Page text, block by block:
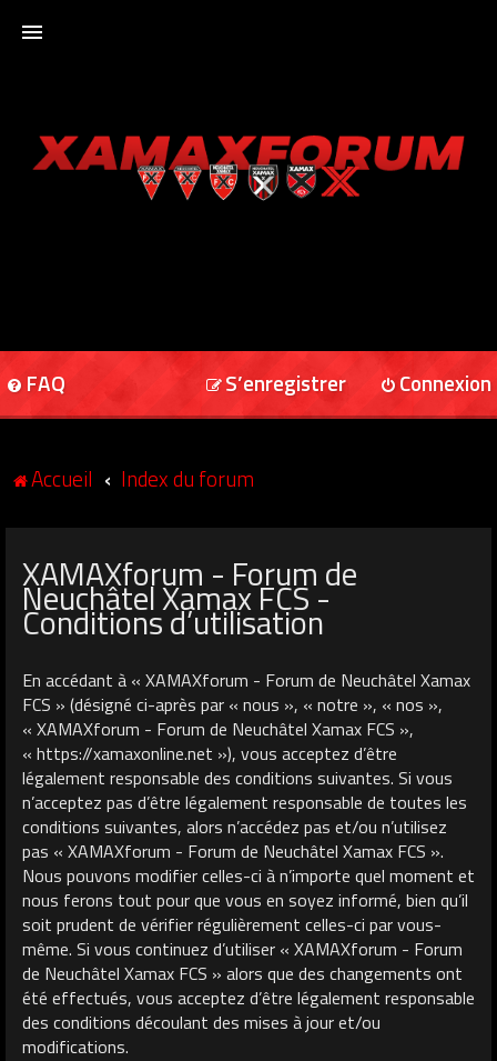
XAMAXFORUM
FAQ Connexion
S’enregistrer
Accueil Index du forum
XAMAXforum - Forum de
Neuchâtel Xamax FCS -
Conditions d’utilisation
En accédant à « XAMAXforum - Forum de Neuchâtel Xamax
FCS » (désigné ci-après par « nous », « notre », « nos »,
« XAMAXforum - Forum de Neuchâtel Xamax FCS »,
« https://xamaxonline.net »), vous acceptez d’être
légalement responsable des conditions suivantes. Si vous
n’acceptez pas d’être légalement responsable de toutes les
conditions suivantes, alors n’accédez pas et/ou n’utilisez
pas « XAMAXforum - Forum de Neuchâtel Xamax FCS ».
Nous pouvons modifier celles-ci à n’importe quel moment et
nous ferons tout pour que vous en soyez informé, bien qu’il
soit prudent de vérifier régulièrement celles-ci par vous-
même. Si vous continuez d’utiliser « XAMAXforum - Forum
de Neuchâtel Xamax FCS » alors que des changements ont
été effectués, vous acceptez d’être légalement responsable
des conditions découlant des mises à jour et/ou
modifications.